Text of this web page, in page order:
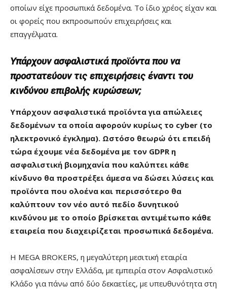
οποίων είχε προσωπικά δεδομένα. Το ίδιο χρέος είχαν και
οι φορείς που εκπροσωπούν επιχειρήσεις και
επαγγέλματα.
Υπάρχουν ασφαλιστικά προϊόντα που να
προστατεύουν τις επιχειρήσεις έναντι του
κινδύνου επιβολής κυρώσεων;
Υπάρχουν ασφαλιστικά προϊόντα για απώλειες
δεδομένων τα οποία αφορούν κυρίως το cyber (το
ηλεκτρονικό έγκλημα). Ωστόσο θεωρώ ότι επειδή
τώρα έχουμε νέα δεδομένα με τον GDPR η
ασφαλιστική βιομηχανία που καλύπτει κάθε
κίνδυνο θα προστρέξει άμεσα να δώσει λύσεις και
προϊόντα που ολοένα και περισσότερο θα
καλύπτουν τον νέο αυτό πεδίο δυνητικού
κινδύνου με το οποίο βρίσκεται αντιμέτωπο κάθε
εταιρεία που διαχειρίζεται προσωπικά δεδομένα.
Η MEGA BROKERS, η μεγαλύτερη μεσιτική εταιρία
ασφαλίσεων στην Ελλάδα, με εμπειρία στον Ασφαλιστικό
Κλάδο για πάνω από δύο δεκαετίες, με υπευθυνότητα στη